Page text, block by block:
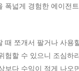
폭넓게 경험한 에이전
때 쪼개서 팔거나 사용
험할 수 있으니 조심하
보다 수익이 적게 나오